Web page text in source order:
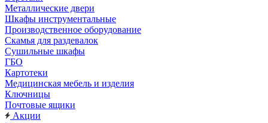
Металлические двери
Шкафы инструментальные
Производственное оборудование
Скамья для раздевалок
Сушильные шкафы
ГБО
Картотеки
Медицинская мебель и изделия
Ключницы
Почтовые ящики
Акции